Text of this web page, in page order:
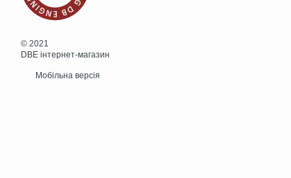
© 2021
DBE інтернет-магазин
Мобільна версія